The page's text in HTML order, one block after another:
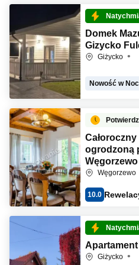
Domek
Gizycko
Giżycko
Nowość w
ogrodzoną
Węgorzewo
Węgorzewo
10.0
Giżycko